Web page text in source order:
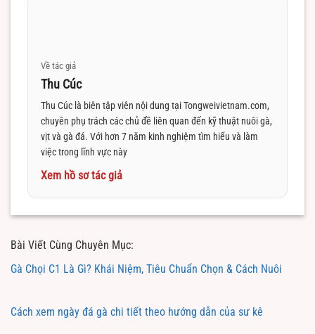
Về tác giả
Thu Cúc
Thu Cúc là biên tập viên nội dung tại Tongweivietnam.com,
chuyên phụ trách các chủ đề liên quan đến kỹ thuật nuôi gà,
vịt và gà đá. Với hơn 7 năm kinh nghiệm tìm hiểu và làm
việc trong lĩnh vực này
Xem hồ sơ tác giả
Bài Viết Cùng Chuyên Mục:
Gà Chọi C1 Là Gì? Khái Niệm, Tiêu Chuẩn Chọn & Cách Nuôi
Cách xem ngày đá gà chi tiết theo hướng dẫn của sư kê